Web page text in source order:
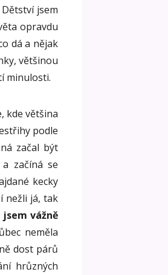
jsem
opravdu
dá a nějak
většinou
minulosti.
kde většina
podle
začal být
začíná se
kecky
nežli já, tak
vážně
neměla
dost párů
hrůzných